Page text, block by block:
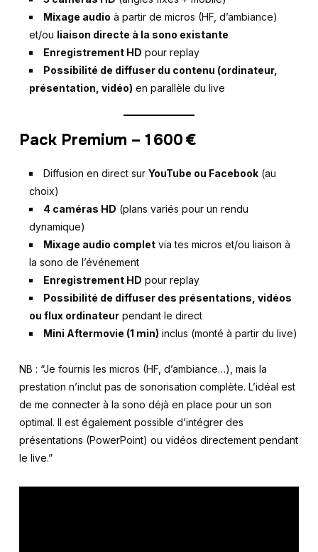
Mixage audio à partir de micros (HF, d’ambiance)
et/ou liaison directe à la sono existante
Enregistrement HD pour replay
Possibilité de diffuser du contenu (ordinateur,
présentation, vidéo) en parallèle du live
Pack Premium – 1 600 €
Diffusion en direct sur YouTube ou Facebook(au
choix)
4 caméras HD (plans variés pour un rendu
dynamique)
Mixage audio completvia tes micros et/ou liaison à
la sono de l’événement
Enregistrement HD pour replay
Possibilité de diffuser des présentations, vidéos
ou flux ordinateurpendant le direct
Mini Aftermovie (1 min) inclus (monté à partir du live)
NB : “Je fournis les micros (HF, d’ambiance…), mais la
prestation n’inclut pas de sonorisation complète. L’idéal est
de me connecter à la sono déjà en place pour un son
optimal. Il est également possible d’intégrer des
présentations (PowerPoint) ou vidéos directement pendant
le live.”